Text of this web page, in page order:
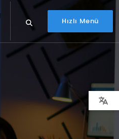
Hızlı Menü